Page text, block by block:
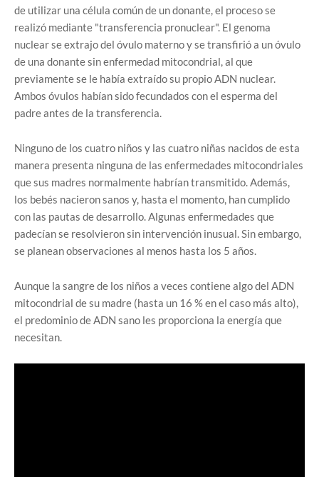
de utilizar una célula común de un donante, el proceso se
realizó mediante "transferencia pronuclear". El genoma
nuclear se extrajo del óvulo materno y se transfirió a un óvulo
de una donante sin enfermedad mitocondrial, al que
previamente se le había extraído su propio ADN nuclear.
Ambos óvulos habían sido fecundados con el esperma del
padre antes de la transferencia.
Ninguno de los cuatro niños y las cuatro niñas nacidos de esta
manera presenta ninguna de las enfermedades mitocondriales
que sus madres normalmente habrían transmitido. Además,
los bebés nacieron sanos y, hasta el momento, han cumplido
con las pautas de desarrollo. Algunas enfermedades que
padecían se resolvieron sin intervención inusual. Sin embargo,
se planean observaciones al menos hasta los 5 años.
Aunque la sangre de los niños a veces contiene algo del ADN
mitocondrial de su madre (hasta un 16 % en el caso más alto),
el predominio de ADN sano les proporciona la energía que
necesitan.